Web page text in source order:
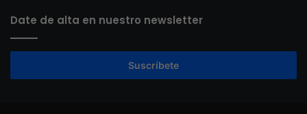
Date de alta en nuestro newsletter
Suscríbete